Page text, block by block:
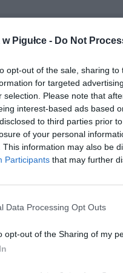
Pigułce - Do Not
opt-out of the sale, sharing
for targeted
selection. Please note that
interest-based ads based
to third parties prior
of your personal
This information may also be
Participants that may further
Data Processing Opt Outs
opt-out of the Sharing of my
nas do preferowanych